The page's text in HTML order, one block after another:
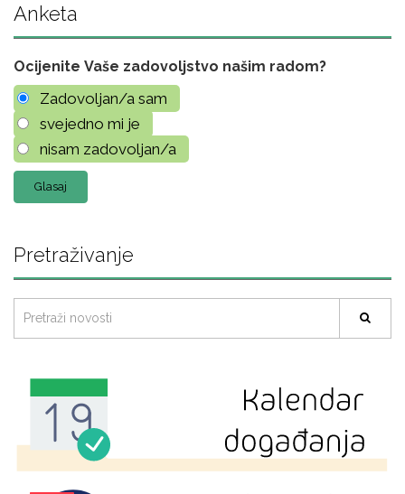
Anketa
Ocijenite Vaše zadovoljstvo našim radom?
Zadovoljan/a sam
svejedno mi je
nisam zadovoljan/a
Pretraživanje